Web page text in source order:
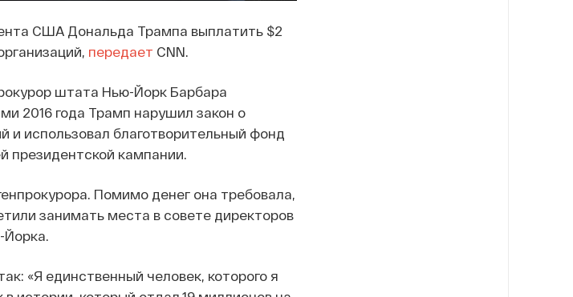
США Дональда Трампа выплатить $2
передает CNN.
штата Нью-Йорк Барбара
2016 года Трамп нарушил закон о
и использовал благотворительный фонд
президентской кампании.
Помимо денег она требовала,
занимать места в совете директоров
Йорка.
«Я единственный человек, которого я